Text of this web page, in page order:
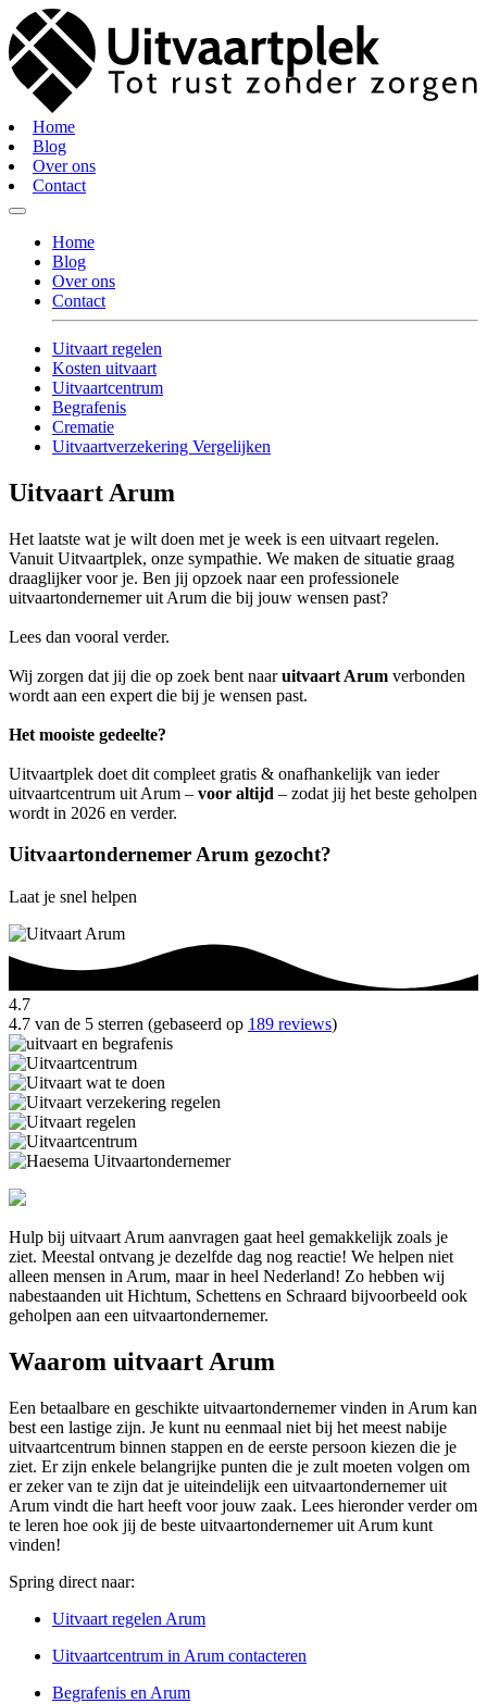
Home
Blog
Over ons
Contact
Home
Blog
Over ons
Contact
Uitvaart regelen
Kosten uitvaart
Uitvaartcentrum
Begrafenis
Crematie
Uitvaartverzekering Vergelijken
Uitvaart Arum
Het laatste wat je wilt doen met je week is een uitvaart regelen.
Vanuit Uitvaartplek, onze sympathie. We maken de situatie graag
draaglijker voor je. Ben jij opzoek naar een professionele
uitvaartondernemer uit Arum die bij jouw wensen past?
Lees dan vooral verder.
Wij zorgen dat jij die op zoek bent naaruitvaart Arum verbonden
wordt aan een expert die bij je wensen past.
Het mooiste gedeelte?
Uitvaartplek doet dit compleet gratis & onafhankelijk van ieder
uitvaartcentrum uit Arum – voor altijd – zodat jij het beste geholpen
wordt in 2026 en verder.
Uitvaartondernemer Arum gezocht?
Laat je snel helpen
4.7
4.7 van de 5 sterren (gebaseerd op 189 reviews)
Hulp bij uitvaart Arum aanvragen gaat heel gemakkelijk zoals je
ziet. Meestal ontvang je dezelfde dag nog reactie! We helpen niet
alleen mensen in Arum, maar in heel Nederland! Zo hebben wij
nabestaanden uit Hichtum, Schettens en Schraard bijvoorbeeld ook
geholpen aan een uitvaartondernemer.
Waarom uitvaart Arum
Een betaalbare en geschikte uitvaartondernemer vinden in Arum kan
best een lastige zijn. Je kunt nu eenmaal niet bij het meest nabije
uitvaartcentrum binnen stappen en de eerste persoon kiezen die je
ziet. Er zijn enkele belangrijke punten die je zult moeten volgen om
er zeker van te zijn dat je uiteindelijk een uitvaartondernemer uit
Arum vindt die hart heeft voor jouw zaak. Lees hieronder verder om
te leren hoe ook jij de beste uitvaartondernemer uit Arum kunt
vinden!
Spring direct naar:
Uitvaart regelen Arum
Uitvaartcentrum in Arum contacteren
Begrafenis en Arum